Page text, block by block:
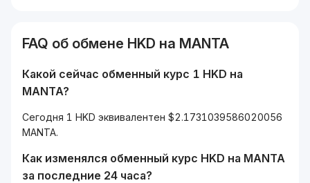
FAQ об обмене HKD на MANTA
Какой сейчас обменный курс 1 HKD на
MANTA?
Сегодня 1 HKD эквивалентен $2.1731039586020056
MANTA.
Как изменялся обменный курс HKD на MANTA
за последние 24 часа?